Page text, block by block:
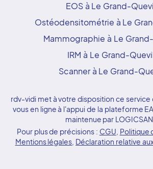
EOS à Le Grand-
Ostéodensitométrie à Le
Mammographie à Le
IRM à Le Grand-
Scanner à Le Grand-
rdv-vidi met à votre disposition ce service
vous en ligne à l'appui de la plateforme
maintenue par
Pour plus de précisions : CGU Politique
Mentions légales Déclaration relative